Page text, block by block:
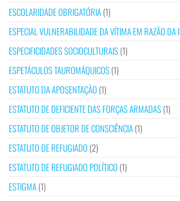
ESCOLARIDADE OBRIGATÓRIA(1)
ESPECIAL VULNERABILIDADE DA VÍTIMA EM RAZÃO DA
ESPECIFICIDADES SOCIOCULTURAIS(1)
ESPETÁCULOS TAUROMÁQUICOS(1)
ESTATUTO DA APOSENTAÇÃO (1)
ESTATUTO DE DEFICIENTE DAS FORÇAS ARMADAS(1)
ESTATUTO DE OBJETOR DE CONSCIÊNCIA(1)
ESTATUTO DE REFUGIADO (2)
ESTATUTO DE REFUGIADO POLÍTICO (1)
ESTIGMA(1)